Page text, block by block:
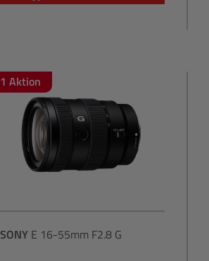
1 Aktion
SONY E 16-55mm F2.8 G